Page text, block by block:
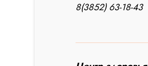
8(3852) 63-18-43